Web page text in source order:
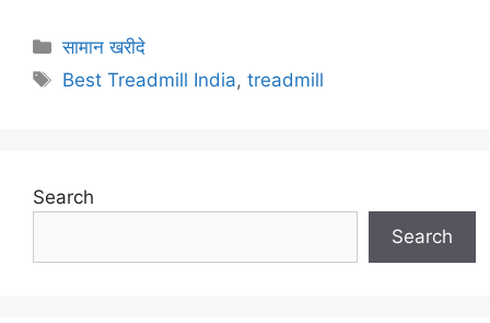
Categories
सामान खरीदे
Tags
Best Treadmill India,treadmill
Search
Search